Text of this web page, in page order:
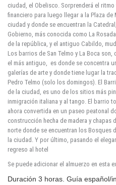
ciudad, el Obelisco. Sorprenderá el
financiero para luego llegar a la Plaza
ciudad y donde se encuentran la
Gobierno, más conocida como La
de la república, y el antiguo Cabildo,
Los barrios de San Telmo y La Boca
el más antiguo, es donde se concentra
galerías de arte y donde tiene lugar la
Pedro Telmo (solo los domingos). El
de la ciudad, es uno de los sitios más
inmigración italiana y al tango. El barrio
ahora convertida en un paseo peatonal
construcción hecha de madera y chapas
norte donde se encuentran los Bosques
la ciudad. Y por último, pasando el
regreso al hotel
Se puede adicionar el almuerzo en esta
Duración 3 horas. Guía español/